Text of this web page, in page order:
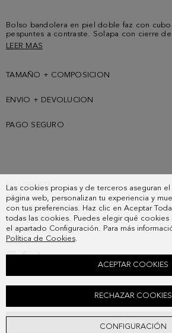
Las cookies propias y de terceros aseguran
página web, personalizan tu experiencia y
con tus preferencias. Haz clic en Aceptar
todas las cookies. Puedes elegir qué cookies
el apartado Configuración. Para más
Política de Cookies.
CONFIGURACIÓN
RECHAZAR COOKIES
ACEPTAR COOKIES
AÑADIR
Bolso bandolera en piel doble faz con
pespuntes a contraste. Solapa con cierre
asa bandolera ajustable en piel a tono.
LEER MAS
TAMAÑO + COMPOSICION
ENVIO + DEVOLUCION
PAGO SEGURO
SUSCRIBETE
PAIS
PREGUNTAS FRECUENTES
MIS PEDIDOS
CONTACTO
LEGAL